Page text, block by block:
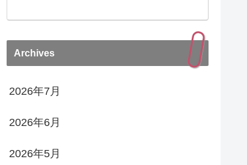
Archives
2026年7月
2026年6月
2026年5月